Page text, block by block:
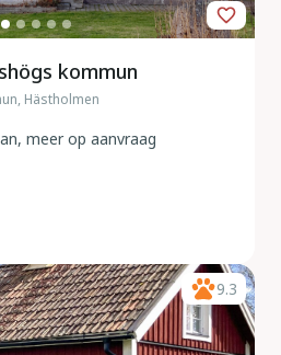
kommun
Hästholmen
meer op aanvraag
9.3